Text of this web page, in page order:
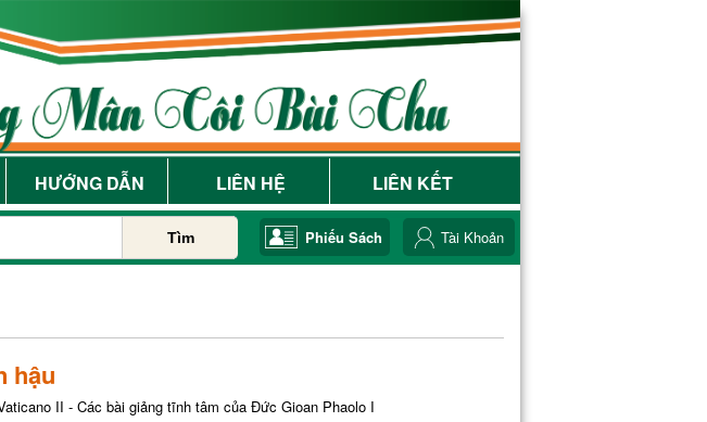
HƯỚNG DẪN LIÊN HỆ LIÊN KẾT
Tìm Phiếu Sách Tài Khoản
hậu
II - Các bài giảng tĩnh tâm của Đức Gioan Phaolo I